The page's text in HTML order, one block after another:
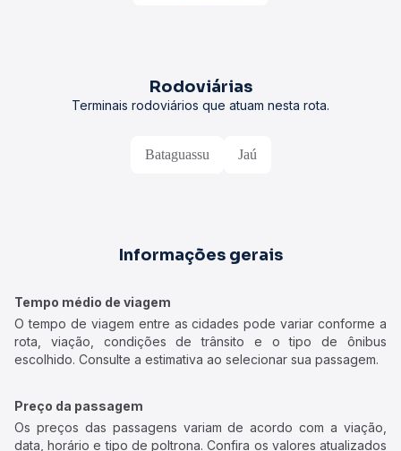
Rodoviárias
Terminais rodoviários que atuam nesta rota.
Bataguassu Jaú
Informações gerais
Tempo médio de viagem
O tempo de viagem entre as cidades pode variar conforme a
rota, viação, condições de trânsito e o tipo de ônibus
escolhido. Consulte a estimativa ao selecionar sua passagem.
Preço da passagem
Os preços das passagens variam de acordo com a viação,
data, horário e tipo de poltrona. Confira os valores atualizados